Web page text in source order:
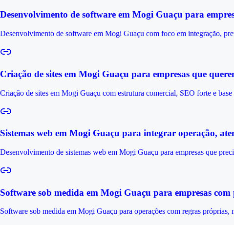
Desenvolvimento de software em Mogi Guaçu para
Desenvolvimento de software em Mogi Guaçu com foco em integração,
Criação de sites em Mogi Guaçu para empresas que
Criação de sites em Mogi Guaçu com estrutura comercial, SEO forte e
Sistemas web em Mogi Guaçu para integrar operação,
Desenvolvimento de sistemas web em Mogi Guaçu para empresas que
Software sob medida em Mogi Guaçu para empresas com
Software sob medida em Mogi Guaçu para operações com regras